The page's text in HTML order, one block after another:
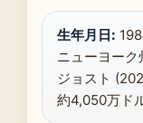
生年月日:
ニューヨーク
ジョスト
約4,050万ド